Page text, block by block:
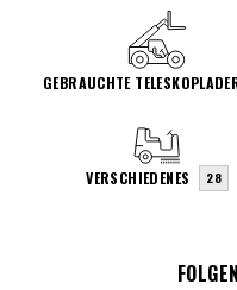
GEBRAUCHTE
VERSCHIEDENES 28